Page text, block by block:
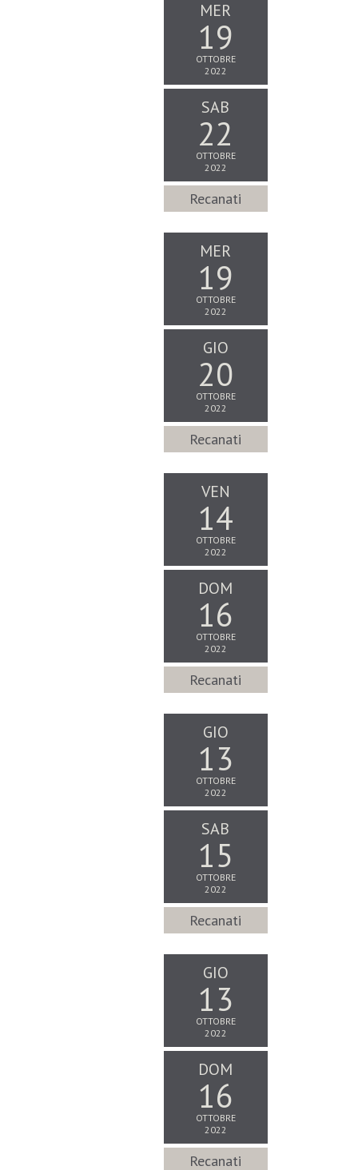
MER
19
OTTOBRE
2022
SAB
22
OTTOBRE
2022
Recanati
MER
19
OTTOBRE
2022
GIO
20
OTTOBRE
2022
Recanati
VEN
14
OTTOBRE
2022
DOM
16
OTTOBRE
2022
Recanati
GIO
13
OTTOBRE
2022
SAB
15
OTTOBRE
2022
Recanati
GIO
13
OTTOBRE
2022
DOM
16
OTTOBRE
2022
Recanati